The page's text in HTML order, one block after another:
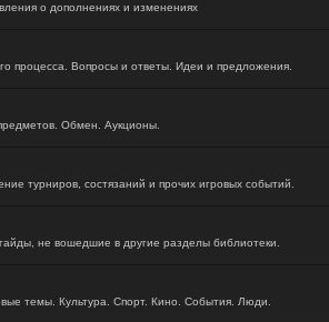
о дополнениях и изменениях
процесса. Вопросы и ответы. Идеи и предложения.
Обмен. Аукционы.
турниров, состязаний и прочих игровых событий.
не вошедшие в другие разделы библиотеки.
темы. Культура. Спорт. Кино. События. Люди.